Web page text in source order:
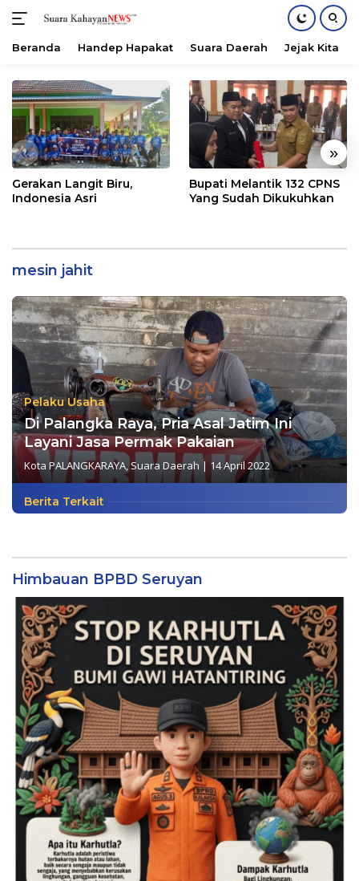
konten
Beranda Handep Hapakat Suara Daerah Jejak Kita
« »
Gerakan Langit Biru,
Indonesia Asri
Bupati Melantik 132 CPNS
Yang Sudah Dikukuhkan
mesin jahit
Pelaku Usaha
Di Palangka Raya, Pria Asal Jatim Ini
Layani Jasa Permak Pakaian
Kota PALANGKARAYA,Suara Daerah | 14 April 2022
Berita Terkait
Himbauan BPBD Seruyan